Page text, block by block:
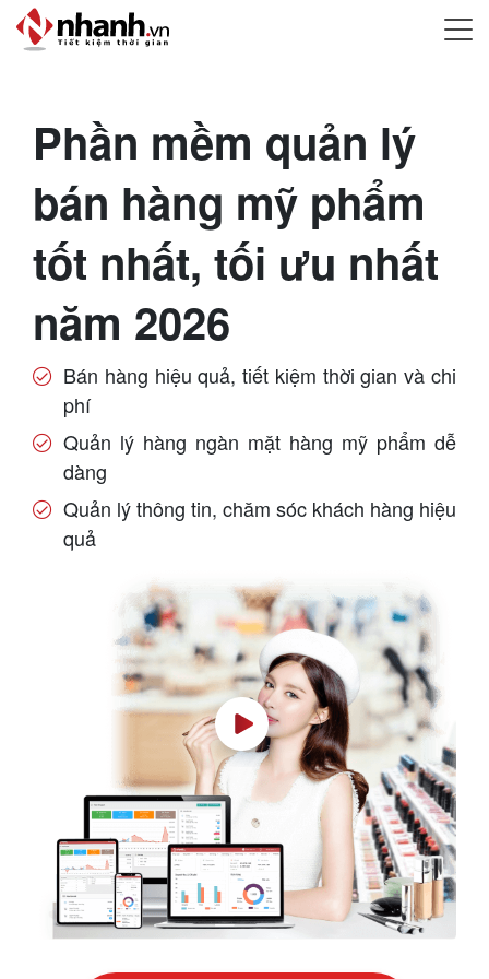
Phần mềm quản lý
bán hàng mỹ phẩm
tốt nhất, tối ưu nhất
năm 2026
Bán hàng hiệu quả, tiết kiệm thời gian và chi
phí
Quản lý hàng ngàn mặt hàng mỹ phẩm dễ
dàng
Quản lý thông tin, chăm sóc khách hàng hiệu
quả